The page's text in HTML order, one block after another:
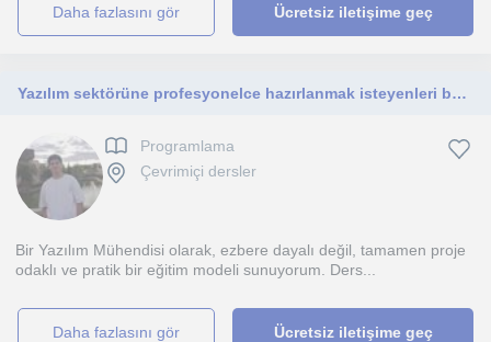
daha fazlasını gör Ücretsiz iletişime geç
Yazılım sektörüne profesyonelce hazırlanmak isteyenleri bekliyorum. Sadece kodlamayı değil, gerçek hayat projelerini göeceksiniz.
Programlama
Çevrimiçi dersler
Bir Yazılım Mühendisi olarak, ezbere dayalı değil, tamamen proje
odaklı ve pratik bir eğitim modeli sunuyorum. Ders...
daha fazlasını gör Ücretsiz iletişime geç